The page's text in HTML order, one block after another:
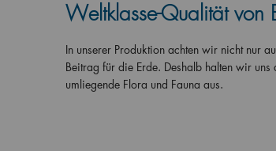
Weltklasse-Qualität von
In unserer Produktion achten wir nicht nur
Beitrag für die Erde. Deshalb halten wir
umliegende Flora und Fauna aus.